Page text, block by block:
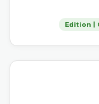
Edition |